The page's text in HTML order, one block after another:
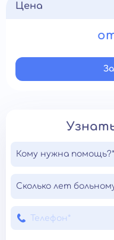
Цена
Кому нужна помощь?*
Сколько лет